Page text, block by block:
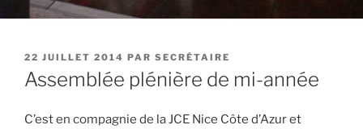
PUBLIÉ
LE
22 JUILLET 2014 PAR SECRÉTAIRE
Assemblée plénière de mi-année
C’est en compagnie de la JCE Nice Côte d’Azur et